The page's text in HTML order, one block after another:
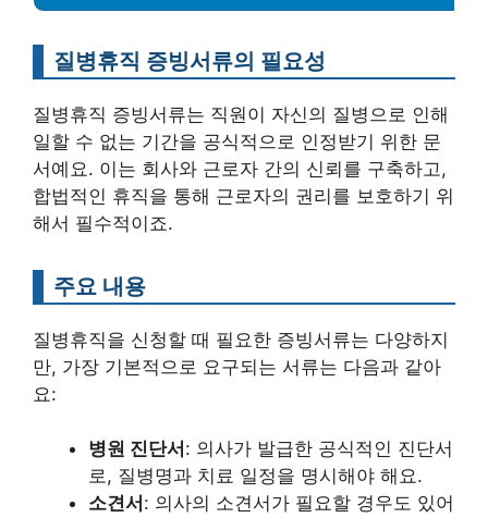
질병휴직 증빙서류의 필요성
질병휴직 증빙서류는 직원이 자신의 질병으로 인해
일할 수 없는 기간을 공식적으로 인정받기 위한 문
서예요. 이는 회사와 근로자 간의 신뢰를 구축하고,
합법적인 휴직을 통해 근로자의 권리를 보호하기 위
해서 필수적이죠.
주요 내용
질병휴직을 신청할 때 필요한 증빙서류는 다양하지
만, 가장 기본적으로 요구되는 서류는 다음과 같아
요:
병원 진단서 : 의사가 발급한 공식적인 진단서
로, 질병명과 치료 일정을 명시해야 해요.
소견서 : 의사의 소견서가 필요할 경우도 있어